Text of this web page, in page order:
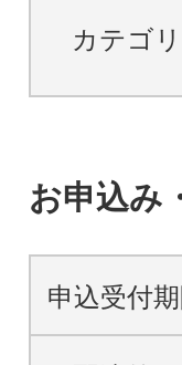
カテゴリ
お申込み
申込受付